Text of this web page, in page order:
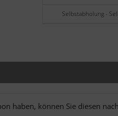
Selbstabholung -
haben, können Sie diesen